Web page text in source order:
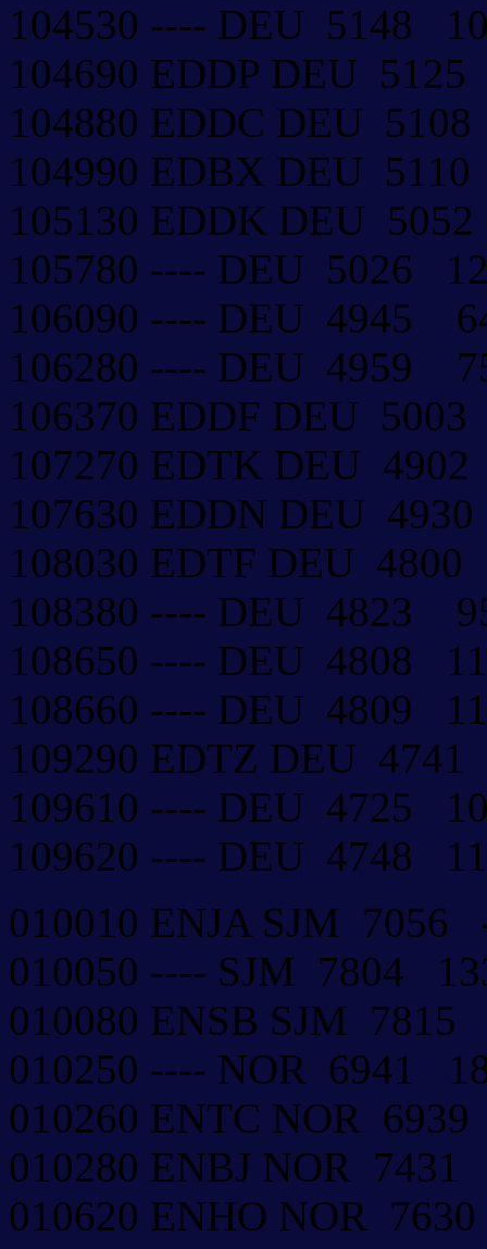
104530 ---- DEU 5148
104690 EDDP DEU
104880 EDDC DEU
104990 EDBX DEU
105130 EDDK DEU
105780 ---- DEU 5026
106090 ---- DEU 4945
106280 ---- DEU 4959
106370 EDDF DEU
107270 EDTK DEU
107630 EDDN DEU
108030 EDTF DEU
108380 ---- DEU 4823
108650 ---- DEU 4808
108660 ---- DEU 4809
109290 EDTZ DEU
109610 ---- DEU 4725
109620 ---- DEU 4748
010010 ENJA SJM
010050 ---- SJM 7804
010080 ENSB SJM
010250 ---- NOR 6941
010260 ENTC NOR
010280 ENBJ NOR
010620 ENHO NOR